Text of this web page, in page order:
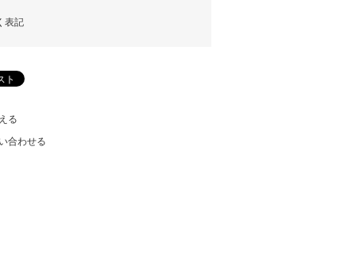
表記
る
合わせる